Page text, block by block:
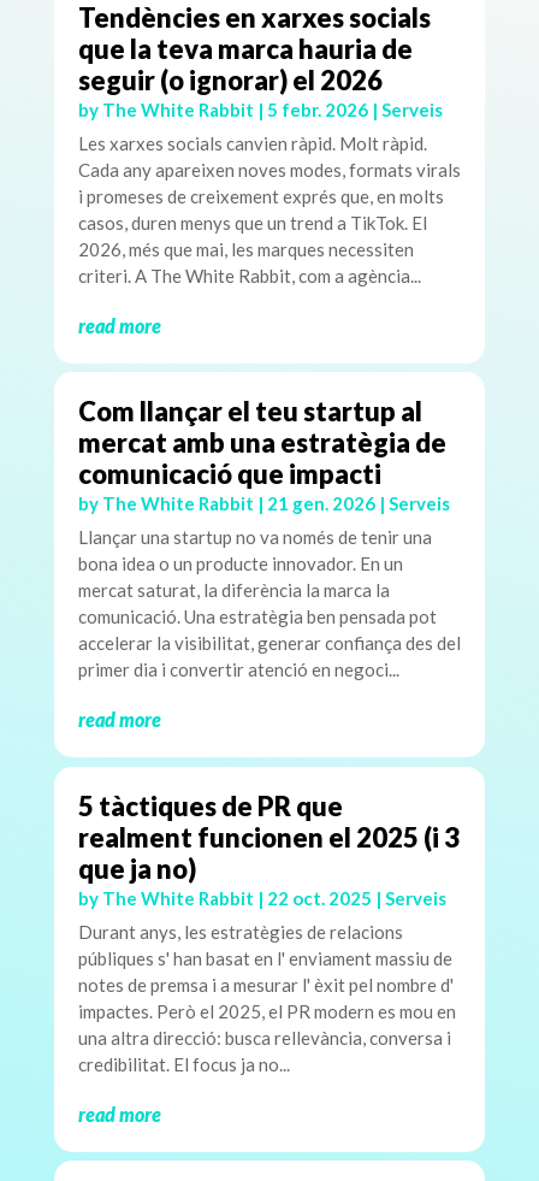
Tendències en xarxes socials
que la teva marca hauria de
seguir (o ignorar) el 2026
by The White Rabbit | 5 febr. 2026| Serveis
Les xarxes socials canvien ràpid. Molt ràpid.
Cada any apareixen noves modes, formats virals
i promeses de creixement exprés que, en molts
casos, duren menys que un trend a TikTok. El
2026, més que mai, les marques necessiten
criteri. A The White Rabbit, com a agència...
read more
Com llançar el teu startup al
mercat amb una estratègia de
comunicació que impacti
by The White Rabbit | 21 gen. 2026| Serveis
Llançar una startup no va només de tenir una
bona idea o un producte innovador. En un
mercat saturat, la diferència la marca la
comunicació. Una estratègia ben pensada pot
accelerar la visibilitat, generar confiança des del
primer dia i convertir atenció en negoci...
read more
5 tàctiques de PR que
realment funcionen el 2025 (i 3
que ja no)
by The White Rabbit | 22 oct. 2025 | Serveis
Durant anys, les estratègies de relacions
públiques s' han basat en l' enviament massiu de
notes de premsa i a mesurar l' èxit pel nombre d'
impactes. Però el 2025, el PR modern es mou en
una altra direcció: busca rellevància, conversa i
credibilitat. El focus ja no...
read more